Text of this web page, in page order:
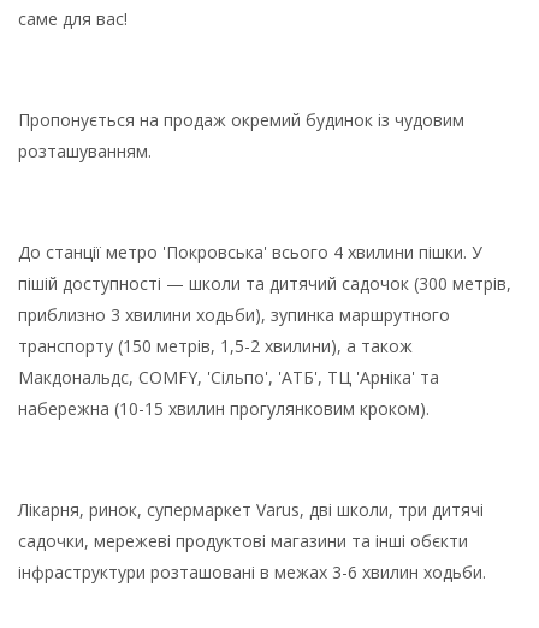
саме для вас!
Пропонується на продаж окремий будинок із чудовим
розташуванням.
До станції метро 'Покровська' всього 4 хвилини пішки. У
пішій доступності — школи та дитячий садочок (300 метрів,
приблизно 3 хвилини ходьби), зупинка маршрутного
транспорту (150 метрів, 1,5-2 хвилини), а також
Макдональдс, COMFY, 'Сільпо', 'АТБ', ТЦ 'Арніка' та
набережна (10-15 хвилин прогулянковим кроком).
Лікарня, ринок, супермаркет Varus, дві школи, три дитячі
садочки, мережеві продуктові магазини та інші обєкти
інфраструктури розташовані в межах 3-6 хвилин ходьби.